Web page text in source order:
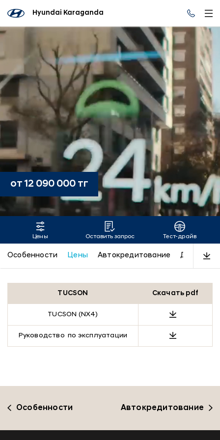
Hyundai Karaganda
TUCSON
от 12 090 000 тг
Цены Оставить запрос Тест-драйв
Особенности Цены Автокредитование Дизайн
TUCSON Скачать pdf
TUCSON (NX4)
Руководство по эксплуатации
Особенности Автокредитование